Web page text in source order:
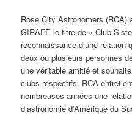
Rose City Astronomers (RCA)
GIRAFE le titre de « Club
reconnaissance d’une relation
deux ou plusieurs personnes
une véritable amitié et
clubs respectifs. RCA
nombreuses années une
d’astronomie d’Amérique du